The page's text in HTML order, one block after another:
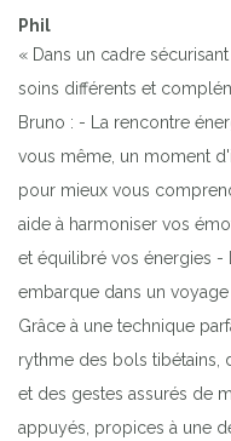
Phil
« Dans un cadre
soins différents et
Bruno : - La rencontre
vous même, un moment
pour mieux vous
aide à harmoniser vos
et équilibré vos énergies -
embarque dans un
Grâce à une technique
rythme des bols tibétains,
et des gestes assurés de
appuyés, propices à une